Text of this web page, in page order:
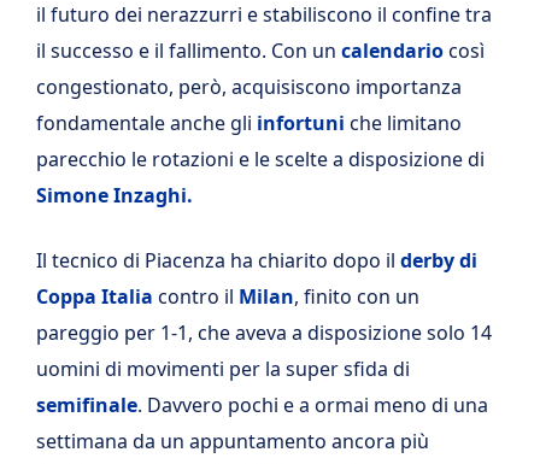
il futuro dei nerazzurri e stabiliscono il confine tra
il successo e il fallimento. Con un calendariocosì
congestionato, però, acquisiscono importanza
fondamentale anche gli infortuni che limitano
parecchio le rotazioni e le scelte a disposizione di
Simone Inzaghi.
Il tecnico di Piacenza ha chiarito dopo il derby di
Coppa Italia contro il Milan, finito con un
pareggio per 1-1, che aveva a disposizione solo 14
uomini di movimenti per la super sfida di
semifinale. Davvero pochi e a ormai meno di una
settimana da un appuntamento ancora più